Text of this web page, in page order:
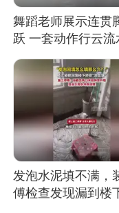
舞蹈老师展示连贯
跃 一套动作行云流
奏感拉满 网友：
到又舞又武的？
发泡水泥填不满，
傅检查发现漏到楼
风口未延伸到外墙